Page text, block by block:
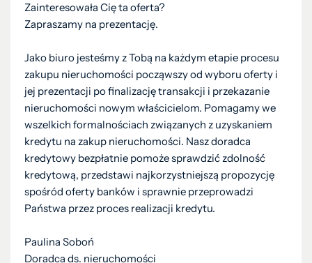
Zainteresowała Cię ta oferta?
Zapraszamy na prezentację.
Jako biuro jesteśmy z Tobą na każdym etapie procesu
zakupu nieruchomości począwszy od wyboru oferty i
jej prezentacji po finalizację transakcji i przekazanie
nieruchomości nowym właścicielom. Pomagamy we
wszelkich formalnościach związanych z uzyskaniem
kredytu na zakup nieruchomości. Nasz doradca
kredytowy bezpłatnie pomoże sprawdzić zdolność
kredytową, przedstawi najkorzystniejszą propozycję
spośród oferty banków i sprawnie przeprowadzi
Państwa przez proces realizacji kredytu.
Paulina Soboń
Doradca ds. nieruchomości